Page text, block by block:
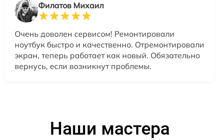
Филатов Михаил
Очень доволен сервисом! Ремонтировали
ноутбук быстро и качественно. Отремонтировали
экран, теперь работает как новый. Обязательно
вернусь, если возникнут проблемы.
Наши мастера